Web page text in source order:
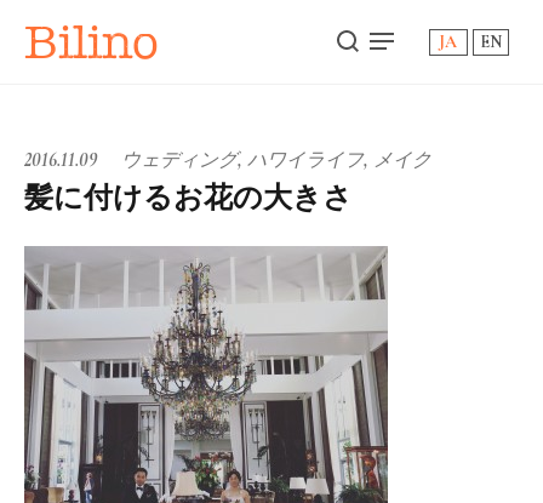
Bilino EN
JA
2016.11.09 ウェディング, ハワイライフ, メイク
髪に付けるお花の大きさ